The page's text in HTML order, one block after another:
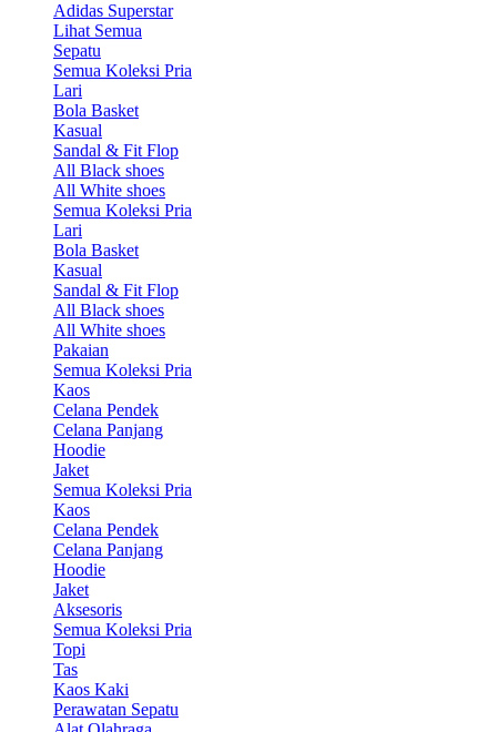
Adidas Superstar
Lihat Semua
Sepatu
Semua Koleksi Pria
Lari
Bola Basket
Kasual
Sandal & Fit Flop
All Black shoes
All White shoes
Semua Koleksi Pria
Lari
Bola Basket
Kasual
Sandal & Fit Flop
All Black shoes
All White shoes
Pakaian
Semua Koleksi Pria
Kaos
Celana Pendek
Celana Panjang
Hoodie
Jaket
Semua Koleksi Pria
Kaos
Celana Pendek
Celana Panjang
Hoodie
Jaket
Aksesoris
Semua Koleksi Pria
Topi
Tas
Kaos Kaki
Perawatan Sepatu